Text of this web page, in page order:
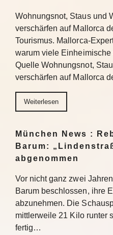
Wohnungsnot, Staus und
verschärfen auf Mallorca
Tourismus. Mallorca-
warum viele
Quelle Wohnungsnot,
verschärfen auf Mallorca
Weiterlesen
München News :
Barum:
abgenommen
Vor nicht ganz zwei
Barum beschlossen, ihre
abzunehmen. Die
mittlerweile 21 Kilo runter
fertig…